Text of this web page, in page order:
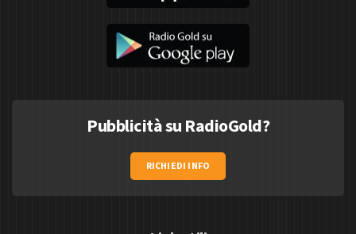
Pubblicità su RadioGold?
RICHIEDI INFO